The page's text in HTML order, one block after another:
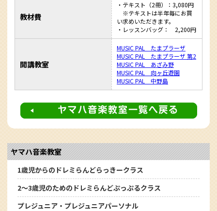
教材費
・テキスト（2冊）：3,080円
※テキストは半年毎にお買
い求めいただきます。
・レッスンバッグ： 2,200円
開講教室
MUSIC PAL たまプラーザ
MUSIC PAL たまプラーザ 第2
MUSIC PAL あざみ野
MUSIC PAL 向ヶ丘遊園
MUSIC PAL 中野島
ヤマハ音楽教室
1歳児からのドレミらんどらっきークラス
2～3歳児のためのドレミらんどぷっぷるクラス
プレジュニア・プレジュニアパーソナル